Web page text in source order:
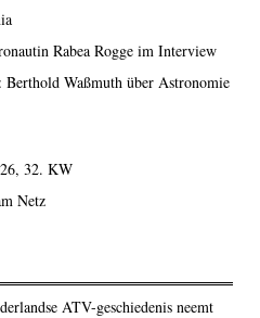
Rabea Rogge im Interview
Waßmuth über Astronomie
32. KW
Netz
ATV-geschiedenis neemt